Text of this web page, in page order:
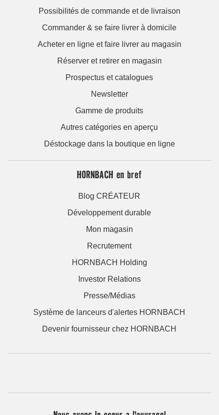
Possibilités de commande et de livraison
Commander & se faire livrer à domicile
Acheter en ligne et faire livrer au magasin
Réserver et retirer en magasin
Prospectus et catalogues
Newsletter
Gamme de produits
Autres catégories en aperçu
Déstockage dans la boutique en ligne
HORNBACH en bref
Blog CRÉATEUR
Développement durable
Mon magasin
Recrutement
HORNBACH Holding
Investor Relations
Presse/Médias
Système de lanceurs d'alertes HORNBACH
Devenir fournisseur chez HORNBACH